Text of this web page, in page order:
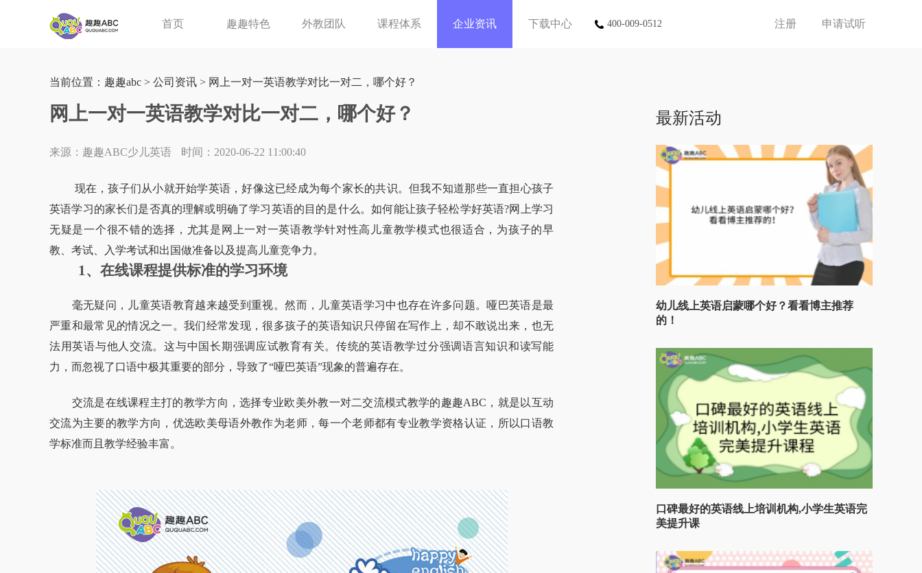
首页 趣趣特色 外教团队 课程体系 企业资讯 下载中心 400-009-0512 注册 申请试听
当前位置： 趣趣abc > 公司资讯 > 网上一对一英语教学对比一对二，哪个好？
网上一对一英语教学对比一对二，哪个好？
来源：趣趣ABC少儿英语 时间：2020-06-22 11:00:40
现在，孩子们从小就开始学英语，好像这已经成为每个家长的共识。但我不知道那些一直担心孩子
英语学习的家长们是否真的理解或明确了学习英语的目的是什么。如何能让孩子轻松学好英语?网上学习
无疑是一个很不错的选择，尤其是网上一对一英语教学针对性高儿童教学模式也很适合，为孩子的早
教、考试、入学考试和出国做准备以及提高儿童竞争力。
1、在线课程提供标准的学习环境
毫无疑问，儿童英语教育越来越受到重视。然而，儿童英语学习中也存在许多问题。哑巴英语是最
严重和最常见的情况之一。我们经常发现，很多孩子的英语知识只停留在写作上，却不敢说出来，也无
法用英语与他人交流。这与中国长期强调应试教育有关。传统的英语教学过分强调语言知识和读写能
力，而忽视了口语中极其重要的部分，导致了“哑巴英语”现象的普遍存在。
交流是在线课程主打的教学方向，选择专业欧美外教一对二交流模式教学的趣趣ABC，就是以互动
交流为主要的教学方向，优选欧美母语外教作为老师，每一个老师都有专业教学资格认证，所以口语教
学标准而且教学经验丰富。
最新活动
幼儿线上英语启蒙哪个好？看看博主推荐
的！
口碑最好的英语线上培训机构,小学生英语完
美提升课